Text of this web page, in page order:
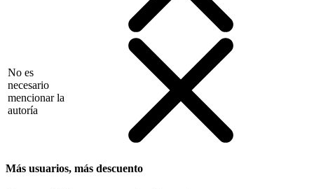
No es
necesario
mencionar la
autoría
Más usuarios, más descuento